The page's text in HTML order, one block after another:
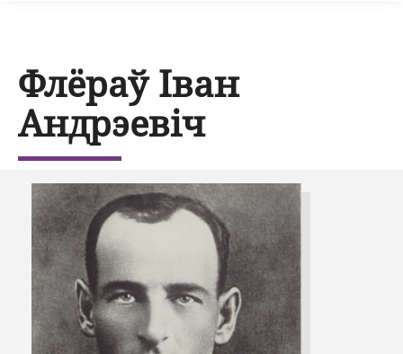
Флёраў Іван
Андрэевіч